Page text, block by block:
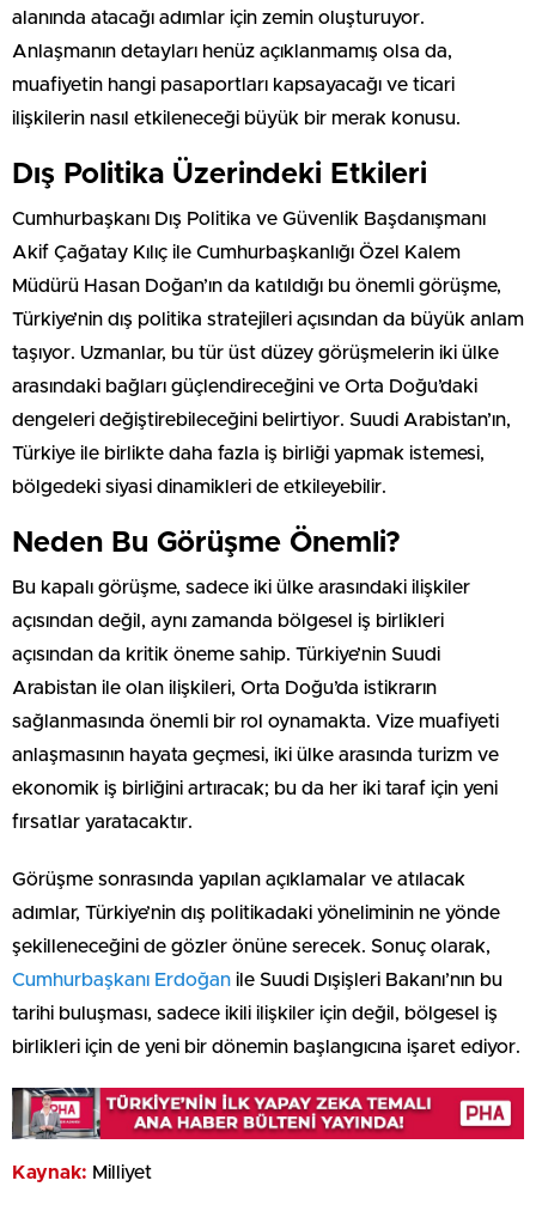
alanında atacağı adımlar için zemin oluşturuyor.
Anlaşmanın detayları henüz açıklanmamış olsa da,
muafiyetin hangi pasaportları kapsayacağı ve ticari
ilişkilerin nasıl etkileneceği büyük bir merak konusu.
Dış Politika Üzerindeki Etkileri
Cumhurbaşkanı Dış Politika ve Güvenlik Başdanışmanı
Akif Çağatay Kılıç ile Cumhurbaşkanlığı Özel Kalem
Müdürü Hasan Doğan’ın da katıldığı bu önemli görüşme,
Türkiye’nin dış politika stratejileri açısından da büyük anlam
taşıyor. Uzmanlar, bu tür üst düzey görüşmelerin iki ülke
arasındaki bağları güçlendireceğini ve Orta Doğu’daki
dengeleri değiştirebileceğini belirtiyor. Suudi Arabistan’ın,
Türkiye ile birlikte daha fazla iş birliği yapmak istemesi,
bölgedeki siyasi dinamikleri de etkileyebilir.
Neden Bu Görüşme Önemli?
Bu kapalı görüşme, sadece iki ülke arasındaki ilişkiler
açısından değil, aynı zamanda bölgesel iş birlikleri
açısından da kritik öneme sahip. Türkiye’nin Suudi
Arabistan ile olan ilişkileri, Orta Doğu’da istikrarın
sağlanmasında önemli bir rol oynamakta. Vize muafiyeti
anlaşmasının hayata geçmesi, iki ülke arasında turizm ve
ekonomik iş birliğini artıracak; bu da her iki taraf için yeni
fırsatlar yaratacaktır.
Görüşme sonrasında yapılan açıklamalar ve atılacak
adımlar, Türkiye’nin dış politikadaki yöneliminin ne yönde
şekilleneceğini de gözler önüne serecek. Sonuç olarak,
Cumhurbaşkanı Erdoğan ile Suudi Dışişleri Bakanı’nın bu
tarihi buluşması, sadece ikili ilişkiler için değil, bölgesel iş
birlikleri için de yeni bir dönemin başlangıcına işaret ediyor.
Kaynak: Milliyet